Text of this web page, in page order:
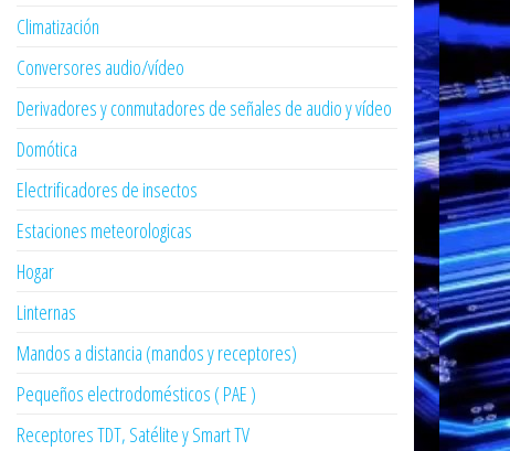
Climatización
Conversores audio/vídeo
Derivadores y conmutadores de señales de audio y vídeo
Domótica
Electrificadores de insectos
Estaciones meteorologicas
Hogar
Linternas
Mandos a distancia (mandos y receptores)
Pequeños electrodomésticos ( PAE )
Receptores TDT, Satélite y Smart TV